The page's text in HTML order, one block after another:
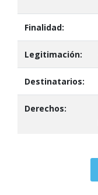
Finalidad:
Legitimación:
Destinatarios:
Derechos: